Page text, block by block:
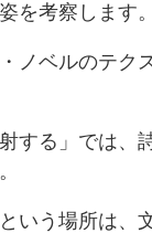
を考察します。
ノベルのテク
する」では、
いう場所は、